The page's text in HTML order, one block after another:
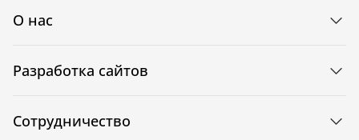
О нас
Разработка сайтов
Сотрудничество